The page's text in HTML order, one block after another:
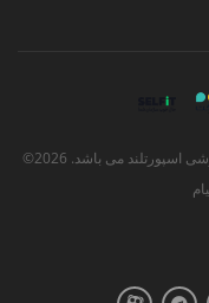
می باشد. 2026©